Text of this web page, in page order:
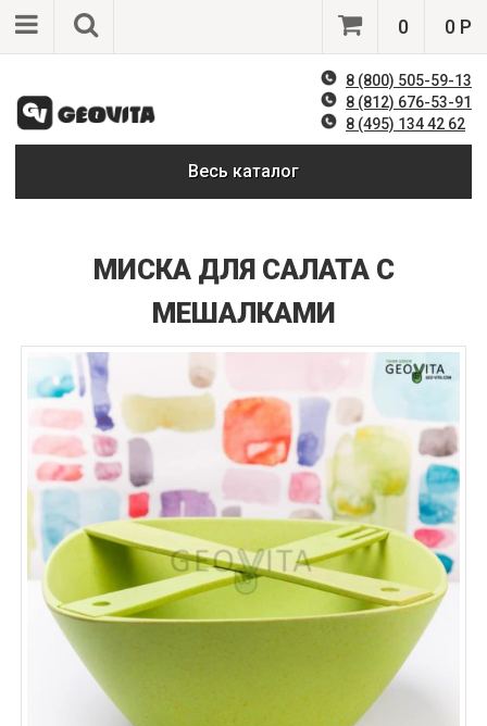
0 0 Р
8 (800) 505-59-13
8 (812) 676-53-91
8 (495) 134 42 62
Весь каталог
МИСКА ДЛЯ САЛАТА С
МЕШАЛКАМИ